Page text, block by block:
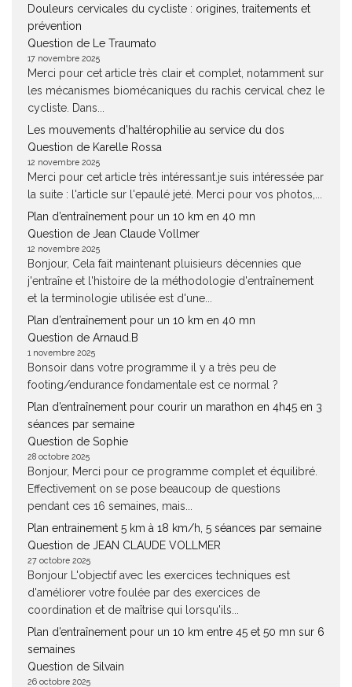
Douleurs cervicales du cycliste : origines, traitements et
prévention
Question de Le Traumato
17 novembre 2025
Merci pour cet article très clair et complet, notamment sur
les mécanismes biomécaniques du rachis cervical chez le
cycliste. Dans...
Les mouvements d’haltérophilie au service du dos
Question de Karelle Rossa
12 novembre 2025
Merci pour cet article très intéressant.je suis intéressée par
la suite : l'article sur l'epaulé jeté. Merci pour vos photos,...
Plan d’entraînement pour un 10 km en 40 mn
Question de Jean Claude Vollmer
12 novembre 2025
Bonjour, Cela fait maintenant pluisieurs décennies que
j'entraîne et l'histoire de la méthodologie d'entraînement
et la terminologie utilisée est d'une...
Plan d’entraînement pour un 10 km en 40 mn
Question de Arnaud.B
1 novembre 2025
Bonsoir dans votre programme il y a très peu de
footing/endurance fondamentale est ce normal ?
Plan d’entraînement pour courir un marathon en 4h45 en 3
séances par semaine
Question de Sophie
28 octobre 2025
Bonjour, Merci pour ce programme complet et équilibré.
Effectivement on se pose beaucoup de questions
pendant ces 16 semaines, mais...
Plan entrainement 5 km à 18 km/h, 5 séances par semaine
Question de JEAN CLAUDE VOLLMER
27 octobre 2025
Bonjour L'objectif avec les exercices techniques est
d'améliorer votre foulée par des exercices de
coordination et de maîtrise qui lorsqu'ils...
Plan d’entraînement pour un 10 km entre 45 et 50 mn sur 6
semaines
Question de Silvain
26 octobre 2025